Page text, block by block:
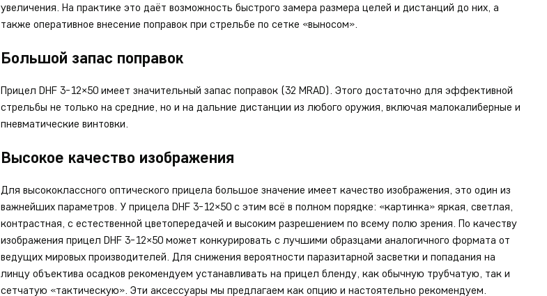
увеличения. На практике это даёт возможность быстрого замера размера целей и дистанций до них, а
также оперативное внесение поправок при стрельбе по сетке «выносом».
Большой запас поправок
Прицел DHF 3-12×50 имеет значительный запас поправок (32 MRAD). Этого достаточно для эффективной
стрельбы не только на средние, но и на дальние дистанции из любого оружия, включая малокалиберные и
пневматические винтовки.
Высокое качество изображения
Для высококлассного оптического прицела большое значение имеет качество изображения, это один из
важнейших параметров. У прицела DHF 3-12×50 с этим всё в полном порядке: «картинка» яркая, светлая,
контрастная, с естественной цветопередачей и высоким разрешением по всему полю зрения. По качеству
изображения прицел DHF 3-12×50 может конкурировать с лучшими образцами аналогичного формата от
ведущих мировых производителей. Для снижения вероятности паразитарной засветки и попадания на
линцу объектива осадков рекомендуем устанавливать на прицел бленду, как обычную трубчатую, так и
сетчатую «тактическую». Эти аксессуары мы предлагаем как опцию и настоятельно рекомендуем.